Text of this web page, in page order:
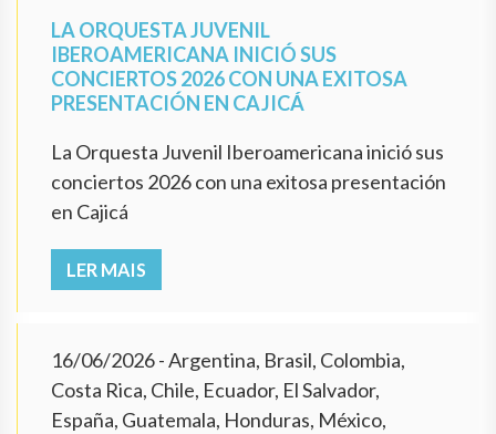
LA ORQUESTA JUVENIL
IBEROAMERICANA INICIÓ SUS
CONCIERTOS 2026 CON UNA EXITOSA
PRESENTACIÓN EN CAJICÁ
La Orquesta Juvenil Iberoamericana inició sus
conciertos 2026 con una exitosa presentación
en Cajicá
LER MAIS
16/06/2026- Argentina, Brasil, Colombia,
Costa Rica, Chile, Ecuador, El Salvador,
España, Guatemala, Honduras, México,